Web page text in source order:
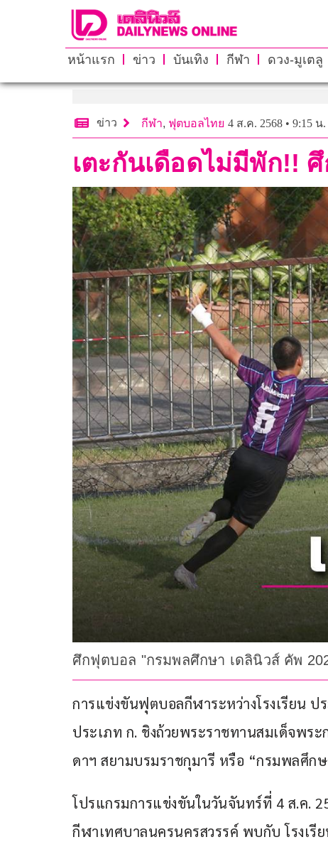
หน้าแรก ข่าว บันเทิง กีฬา ดวง-มูเตลู
ข่าว กีฬา, ฟุตบอลไทย 4 ส.ค. 2568 • 9:15 น.
เตะกันเดือดไม่มีพัก!!
ศึกฟุตบอล "กรมพลศึกษา เดลินิวส์ คัพ
การแข่งขันฟุตบอลกีฬาระหว่างโรงเรียน
ประเภท ก. ชิงถ้วยพระราชทานสมเด็จพร
ดาฯ สยามบรมราชกุมารี หรือ “กรมพลศึก
โปรแกรมการแข่งขันในวันจันทร์ที่ 4 ส.ค.
กีฬาเทศบาลนครนครสวรรค์ พบกับ โรงเรี